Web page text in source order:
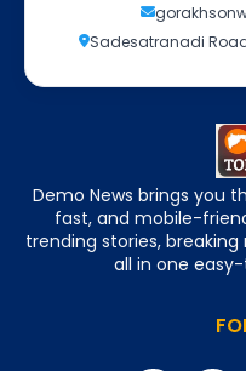
Sadesatranadi
Demo News brings you
fast, and mobile-
trending stories,
all in one